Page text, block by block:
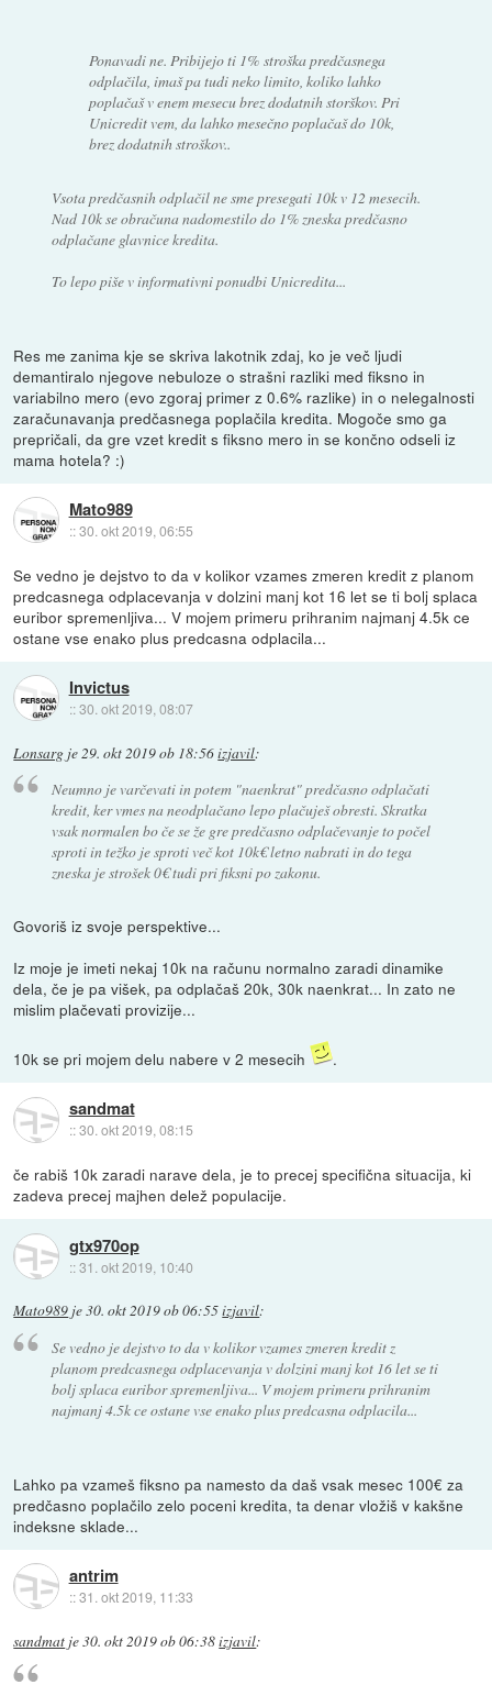
Ponavadi ne. Pribijejo ti 1% stroška predčasnega
odplačila, imaš pa tudi neko limito, koliko lahko
poplačaš v enem mesecu brez dodatnih storškov. Pri
Unicredit vem, da lahko mesečno poplačaš do 10k,
brez dodatnih stroškov..
Vsota predčasnih odplačil ne sme presegati 10k v 12 mesecih.
Nad 10k se obračuna nadomestilo do 1% zneska predčasno
odplačane glavnice kredita.
To lepo piše v informativni ponudbi Unicredita...
Res me zanima kje se skriva lakotnik zdaj, ko je več ljudi
demantiralo njegove nebuloze o strašni razliki med fiksno in
variabilno mero (evo zgoraj primer z 0.6% razlike) in o nelegalnosti
zaračunavanja predčasnega poplačila kredita. Mogoče smo ga
prepričali, da gre vzet kredit s fiksno mero in se končno odseli iz
mama hotela? :)
Mato989
::30. okt 2019, 06:55
Se vedno je dejstvo to da v kolikor vzames zmeren kredit z planom
predcasnega odplacevanja v dolzini manj kot 16 let se ti bolj splaca
euribor spremenljiva... V mojem primeru prihranim najmanj 4.5k ce
ostane vse enako plus predcasna odplacila...
Invictus
::30. okt 2019, 08:07
Lonsarg je29. okt 2019 ob 18:56izjavil:
Neumno je varčevati in potem "naenkrat" predčasno odplačati
kredit, ker vmes na neodplačano lepo plačuješ obresti. Skratka
vsak normalen bo če se že gre predčasno odplačevanje to počel
sproti in težko je sproti več kot 10k€ letno nabrati in do tega
zneska je strošek 0€ tudi pri fiksni po zakonu.
Govoriš iz svoje perspektive...
Iz moje je imeti nekaj 10k na računu normalno zaradi dinamike
dela, če je pa višek, pa odplačaš 20k, 30k naenkrat... In zato ne
mislim plačevati provizije...
10k se pri mojem delu nabere v 2 mesecih .
sandmat
::30. okt 2019, 08:15
če rabiš 10k zaradi narave dela, je to precej specifična situacija, ki
zadeva precej majhen delež populacije.
gtx970op
::31. okt 2019, 10:40
Mato989 je30. okt 2019 ob 06:55izjavil:
Se vedno je dejstvo to da v kolikor vzames zmeren kredit z
planom predcasnega odplacevanja v dolzini manj kot 16 let se ti
bolj splaca euribor spremenljiva... V mojem primeru prihranim
najmanj 4.5k ce ostane vse enako plus predcasna odplacila...
Lahko pa vzameš fiksno pa namesto da daš vsak mesec 100€ za
predčasno poplačilo zelo poceni kredita, ta denar vložiš v kakšne
indeksne sklade...
antrim
::31. okt 2019, 11:33
sandmat je30. okt 2019 ob 06:38izjavil: